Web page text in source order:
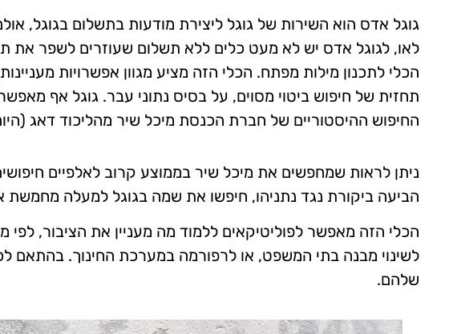
גוגל אדס הוא השירות של גוגל ליצירת מודעות בתשלום בגוגל,
לאו, לגוגל אדס יש לא מעט כלים ללא תשלום שעוזרים לשפר את
הכלי לתכנון מילות מפתח. הכלי הזה מציע מגוון אפשרויות
תחזית של חיפוש ביטוי מסוים, על בסיס נתוני עבר. גוגל אף
החיפוש ההיסטוריים של חברת הכנסת מיכל שיר מהליכוד דאג
ניתן לראות שמחפשים את מיכל שיר בממוצע קרוב לאלפיים
הביעה ביקורת נגד נתניהו, חיפשו את שמה בגוגל למעלה מחמשת
הכלי הזה מאפשר לפוליטיקאים ללמוד מה מעניין את הציבור, לפי
לשינוי מבנה בתי המשפט, או לרפורמה במערכת החינוך. בהתאם
שלהם.